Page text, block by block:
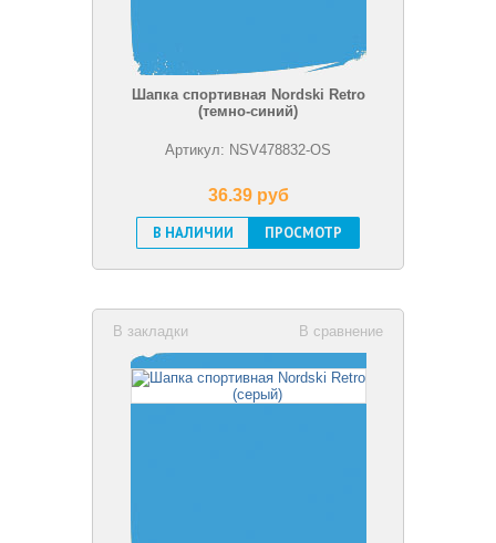
Шапка спортивная Nordski Retro
(темно-синий)
Артикул: NSV478832-OS
36.39 pуб
В НАЛИЧИИ
ПРОСМОТР
В сравнение
В закладки